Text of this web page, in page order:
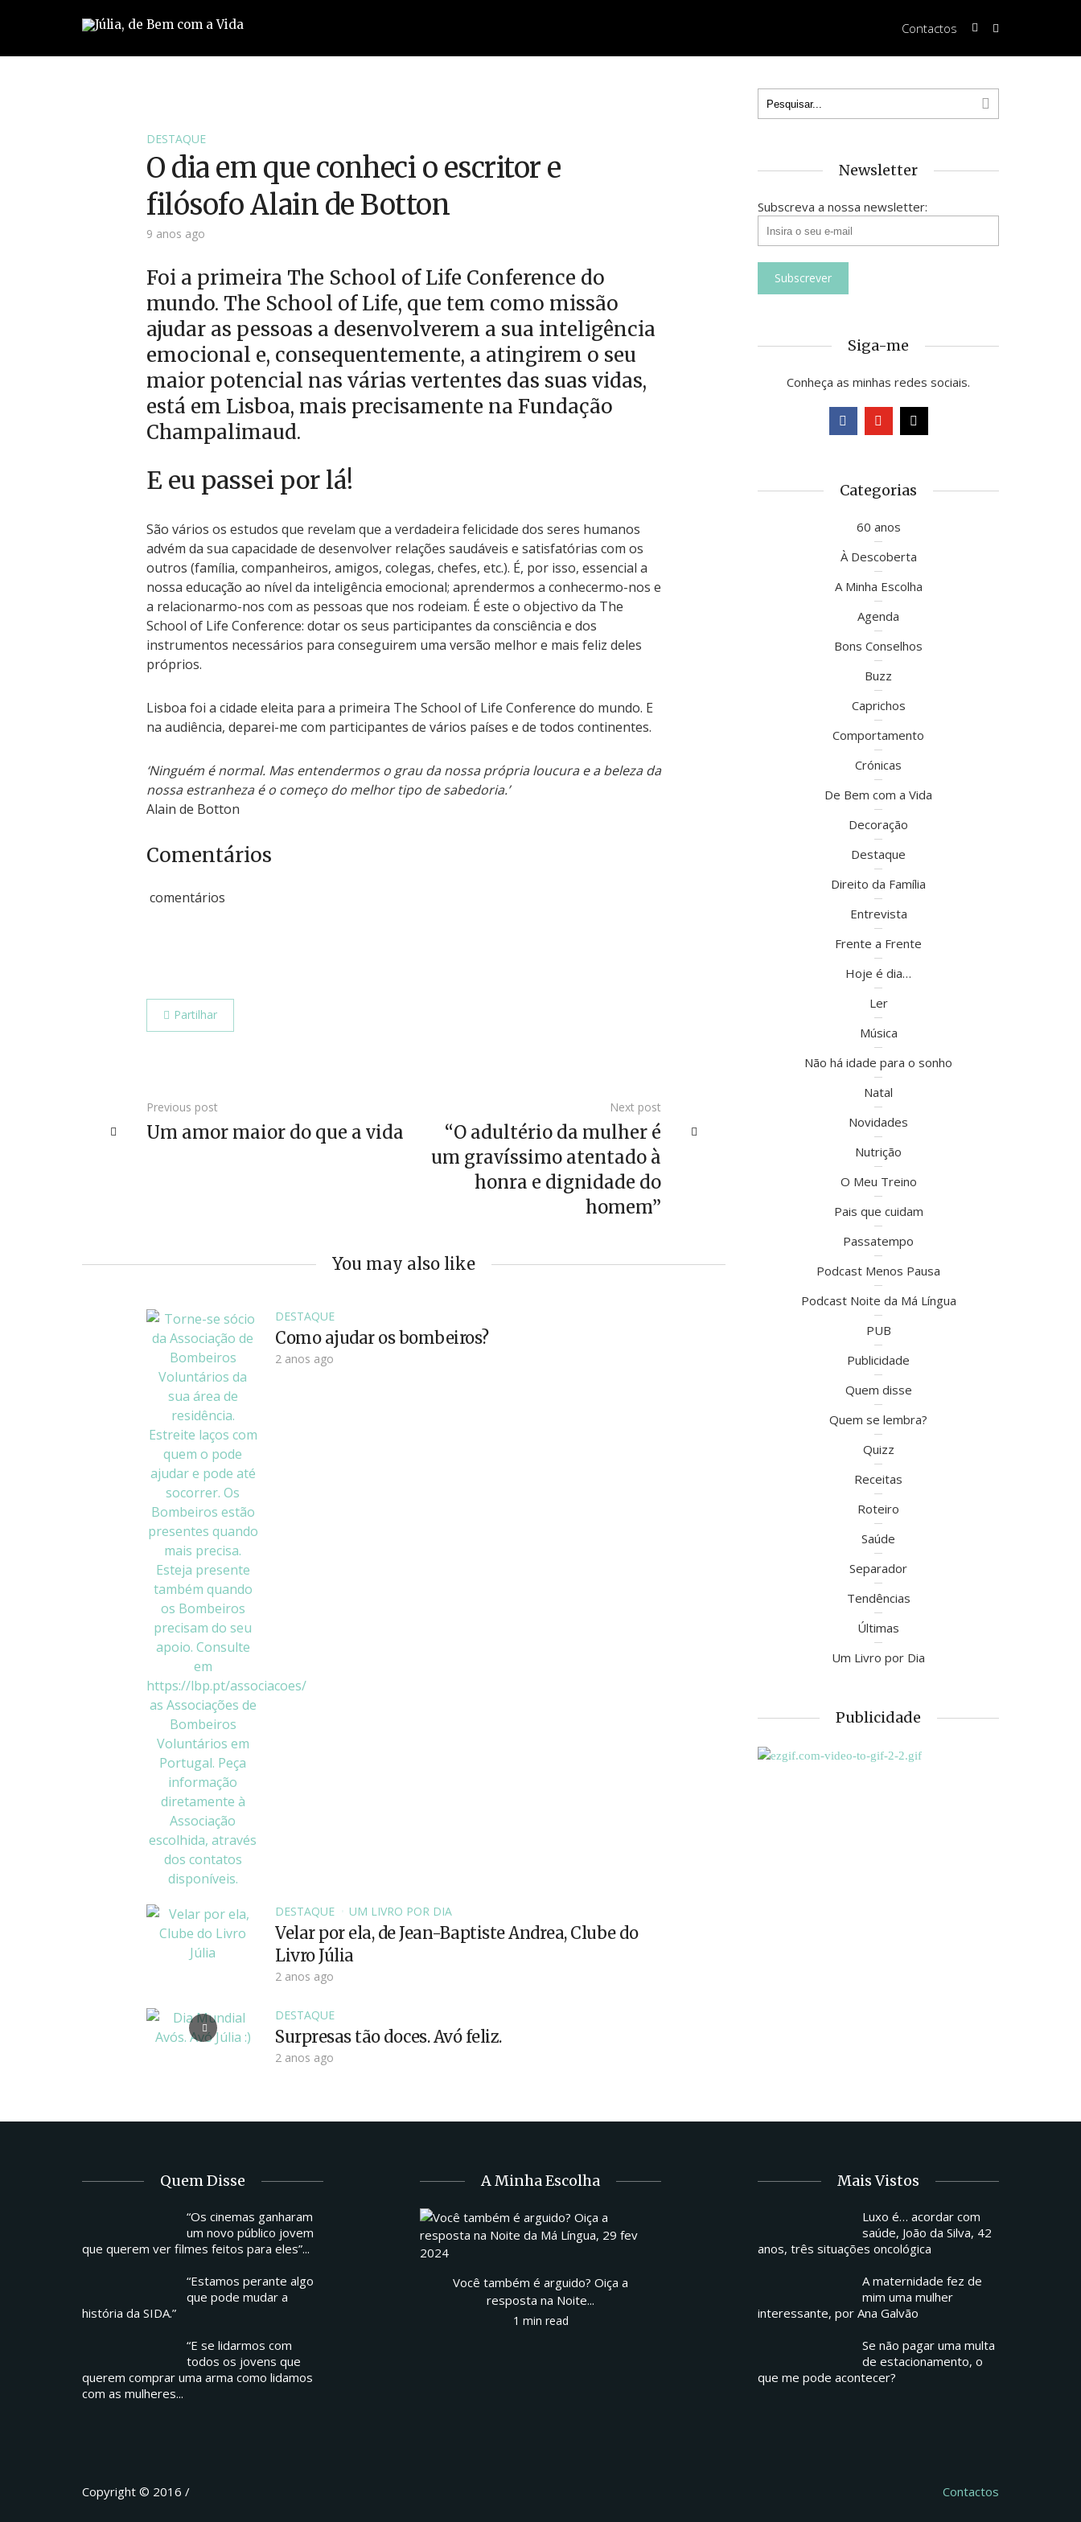
Contactos
DESTAQUE
O dia em que conheci o escritor e
filósofo Alain de Botton
9 anos ago
Foi a primeira The School of Life Conference do
mundo. The School of Life, que tem como missão
ajudar as pessoas a desenvolverem a sua inteligência
emocional e, consequentemente, a atingirem o seu
maior potencial nas várias vertentes das suas vidas,
está em Lisboa, mais precisamente na Fundação
Champalimaud.
E eu passei por lá!
São vários os estudos que revelam que a verdadeira felicidade dos seres humanos
advém da sua capacidade de desenvolver relações saudáveis e satisfatórias com os
outros (família, companheiros, amigos, colegas, chefes, etc.). É, por isso, essencial a
nossa educação ao nível da inteligência emocional; aprendermos a conhecermo-nos e
a relacionarmo-nos com as pessoas que nos rodeiam. É este o objectivo da The
School of Life Conference: dotar os seus participantes da consciência e dos
instrumentos necessários para conseguirem uma versão melhor e mais feliz deles
próprios.
Lisboa foi a cidade eleita para a primeira The School of Life Conference do mundo. E
na audiência, deparei-me com participantes de vários países e de todos continentes.
‘Ninguém é normal. Mas entendermos o grau da nossa própria loucura e a beleza da
nossa estranheza é o começo do melhor tipo de sabedoria.’
Alain de Botton
Comentários
comentários
Partilhar
Previous post
Um amor maior do que a vida
Next post
“O adultério da mulher é
um gravíssimo atentado à
honra e dignidade do
homem”
You may also like
DESTAQUE
Como ajudar os bombeiros?
2 anos ago
DESTAQUE UM LIVRO POR DIA
Velar por ela, de Jean-Baptiste Andrea, Clube do
Livro Júlia
2 anos ago
DESTAQUE
Surpresas tão doces. Avó feliz.
2 anos ago
Newsletter
Subscreva a nossa newsletter:
Siga-me
Conheça as minhas redes sociais.
Categorias
60 anos
À Descoberta
A Minha Escolha
Agenda
Bons Conselhos
Buzz
Caprichos
Comportamento
Crónicas
De Bem com a Vida
Decoração
Destaque
Direito da Família
Entrevista
Frente a Frente
Hoje é dia…
Ler
Música
Não há idade para o sonho
Natal
Novidades
Nutrição
O Meu Treino
Pais que cuidam
Passatempo
Podcast Menos Pausa
Podcast Noite da Má Língua
PUB
Publicidade
Quem disse
Quem se lembra?
Quizz
Receitas
Roteiro
Saúde
Separador
Tendências
Últimas
Um Livro por Dia
Publicidade
Quem Disse
“Os cinemas ganharam
um novo público jovem
que querem ver filmes feitos para eles”...
“Estamos perante algo
que pode mudar a
história da SIDA.”
“E se lidarmos com
todos os jovens que
querem comprar uma arma como lidamos
com as mulheres...
A Minha Escolha
Você também é arguido? Oiça a
resposta na Noite...
1 min read
Mais Vistos
Luxo é… acordar com
saúde, João da Silva, 42
anos, três situações oncológica
A maternidade fez de
mim uma mulher
interessante, por Ana Galvão
Se não pagar uma multa
de estacionamento, o
que me pode acontecer?
Copyright © 2016 / Contactos